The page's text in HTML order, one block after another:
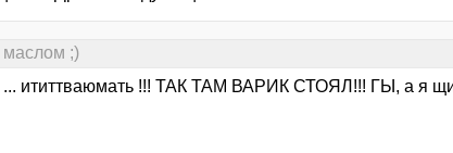
маслом ;)
... ититтваюмать !!! ТАК ТАМ ВАРИК СТОЯЛ!!! ГЫ, а я